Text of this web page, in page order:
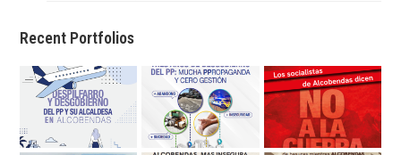
Recent Portfolios